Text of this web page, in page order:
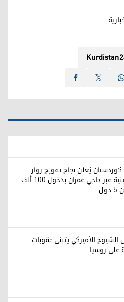
كوردستان يُعلن نجاح تفويج زوار
الأربعينية عبر حاجي عمران بدخول 100 ألف
الأميركي يتبنى عقوبات
على روسيا